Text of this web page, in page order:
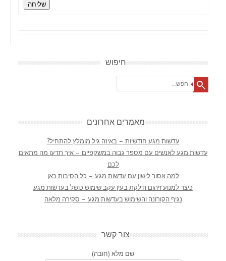
שליחה
חיפוש
מאמרים אחרונים
עדשות מגע חודשיות – באיזה גיל מומלץ להתחיל?
עדשות מגע לאנשים עם מספר גבוה במשקפיים – איך תדעו מה מתאים
לכם
למה אסור לישון עם עדשות מגע – כל הסיבות כאן
כיצד למנוע זיהום ודלקת בעין עקב שימוש כושל בעדשות מגע
נגיף הקורונה והשימוש בעדשות מגע – סקירה מלאה
צור קשר
שם מלא (חובה)